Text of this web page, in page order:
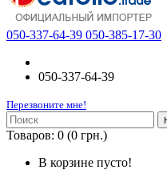
050-337-64-39 050-385-17-30
050-337-64-39
Перезвоните мне!
Товаров: 0 (0 грн.)
В корзине пусто!